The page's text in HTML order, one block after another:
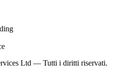
Ltd — Tutti i diritti riservati.